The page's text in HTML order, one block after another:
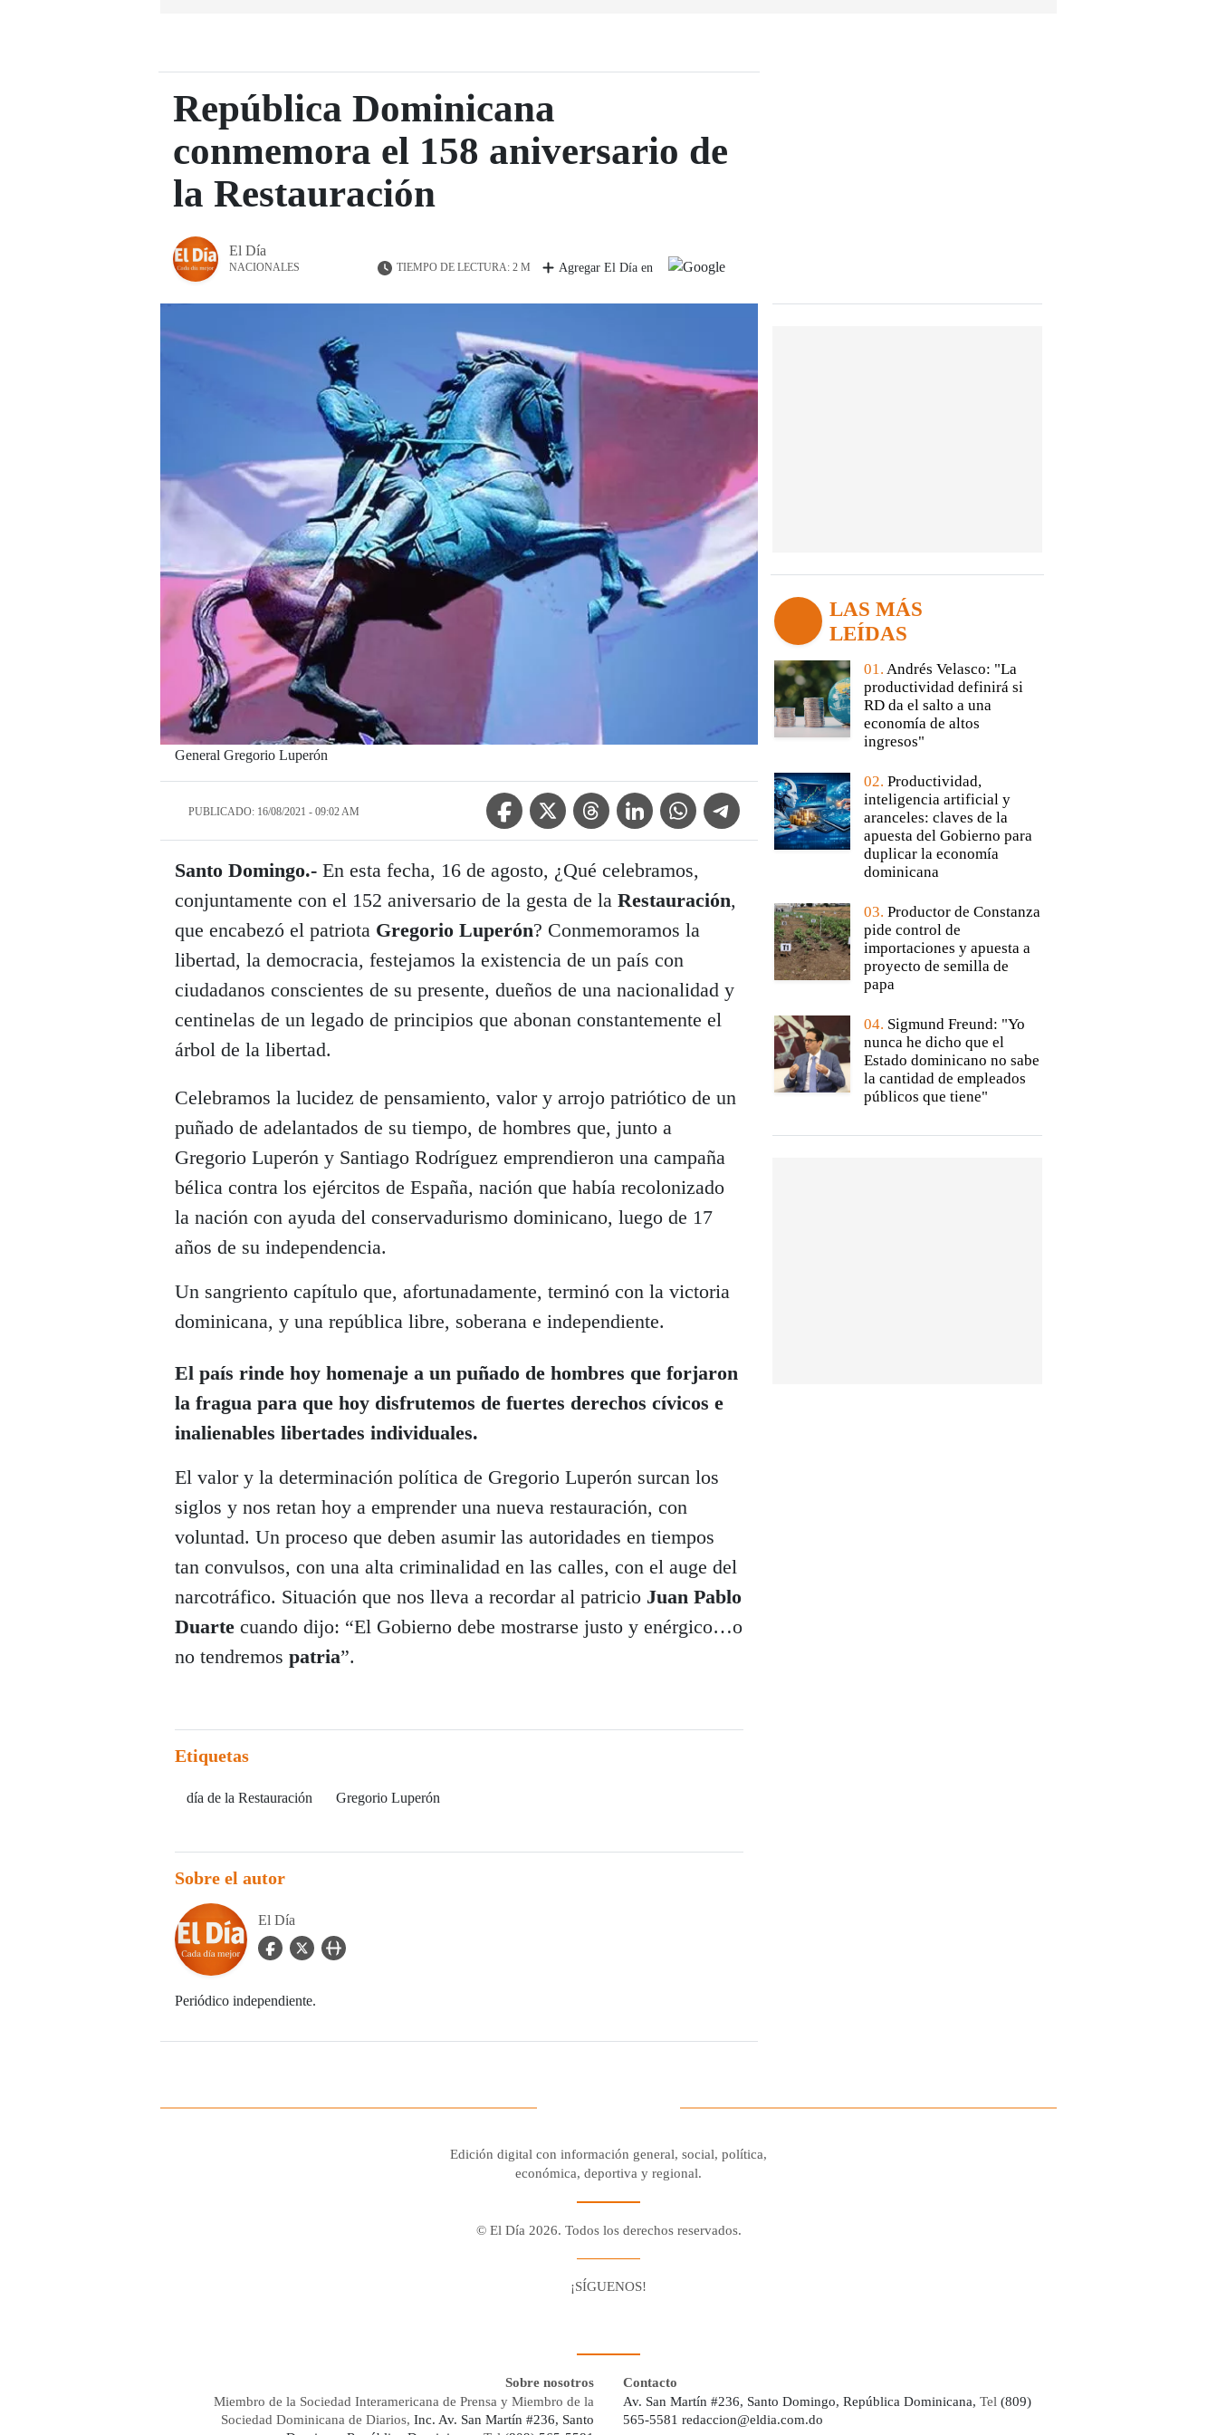
República Dominicana
conmemora el 158 aniversario de
la Restauración
El Día
NACIONALES TIEMPO DE LECTURA: 2 M Agregar El Día en
General Gregorio Luperón
PUBLICADO: 16/08/2021 - 09:02 AM
Facebook IconTwitter IconThreads IconLinkedin IconWhatsApp IconTelegram Icon
Santo Domingo.- En esta fecha, 16 de agosto, ¿Qué celebramos,
conjuntamente con el 152 aniversario de la gesta de la Restauración,
que encabezó el patriota Gregorio Luperón? Conmemoramos la
libertad, la democracia, festejamos la existencia de un país con
ciudadanos conscientes de su presente, dueños de una nacionalidad y
centinelas de un legado de principios que abonan constantemente el
árbol de la libertad.
Celebramos la lucidez de pensamiento, valor y arrojo patriótico de un
puñado de adelantados de su tiempo, de hombres que, junto a
Gregorio Luperón y Santiago Rodríguez emprendieron una campaña
bélica contra los ejércitos de España, nación que había recolonizado
la nación con ayuda del conservadurismo dominicano, luego de 17
años de su independencia.
Un sangriento capítulo que, afortunadamente, terminó con la victoria
dominicana, y una república libre, soberana e independiente.
El país rinde hoy homenaje a un puñado de hombres que forjaron
la fragua para que hoy disfrutemos de fuertes derechos cívicos e
inalienables libertades individuales.
El valor y la determinación política de Gregorio Luperón surcan los
siglos y nos retan hoy a emprender una nueva restauración, con
voluntad. Un proceso que deben asumir las autoridades en tiempos
tan convulsos, con una alta criminalidad en las calles, con el auge del
narcotráfico. Situación que nos lleva a recordar al patricio Juan Pablo
Duarte cuando dijo: “El Gobierno debe mostrarse justo y enérgico…o
no tendremos patria”.
Etiquetas
día de la Restauración Gregorio Luperón
Sobre el autor
El Día
facebook Icon
twitter Iconuser_url Icon
Periódico independiente.
LAS MÁS
LEÍDAS
01. Andrés Velasco: "La
productividad definirá si
RD da el salto a una
economía de altos
ingresos"
02. Productividad,
inteligencia artificial y
aranceles: claves de la
apuesta del Gobierno para
duplicar la economía
dominicana
03. Productor de Constanza
pide control de
importaciones y apuesta a
proyecto de semilla de
papa
04. Sigmund Freund: "Yo
nunca he dicho que el
Estado dominicano no sabe
la cantidad de empleados
públicos que tiene"
Edición digital con información general, social, política,
económica, deportiva y regional.
© El Día 2026. Todos los derechos reservados.
¡SÍGUENOS!
Sobre nosotros
Miembro de la Sociedad Interamericana de Prensa y Miembro de la
Sociedad Dominicana de Diarios, Inc. Av. San Martín #236, Santo
Contacto
Av. San Martín #236, Santo Domingo, República Dominicana, Tel (809)
565-5581 redaccion@eldia.com.do